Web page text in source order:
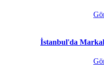
İstanbul'da